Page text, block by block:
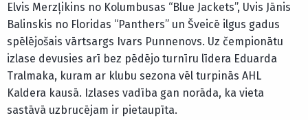
Elvis Merzļikins no Kolumbusas “Blue Jackets”, Uvis Jānis
Balinskis no Floridas “Panthers” un Šveicē ilgus gadus
spēlējošais vārtsargs Ivars Punnenovs. Uz čempionātu
izlase devusies arī bez pēdējo turnīru līdera Eduarda
Tralmaka, kuram ar klubu sezona vēl turpinās AHL
Kaldera kausā. Izlases vadība gan norāda, ka vieta
sastāvā uzbrucējam ir pietaupīta.